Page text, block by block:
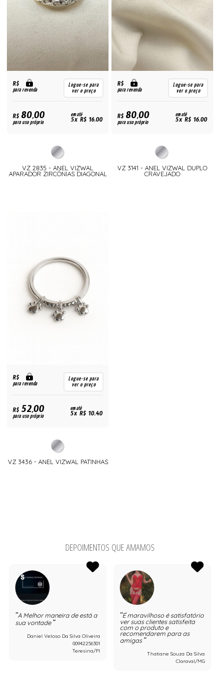
R$
para revenda
Logue-se para
ver o preço
R$80,00
para uso próprio
em até
5x R$ 16,00
VZ 2835 - ANEL VIZWAL
APARADOR ZIRCÔNIAS DIAGONAL
R$
para revenda
Logue-se para
ver o preço
R$80,00
para uso próprio
em até
5x R$ 16,00
VZ 3141 - ANEL VIZWAL DUPLO
CRAVEJADO
R$
para revenda
Logue-se para
ver o preço
R$52,00
para uso próprio
em até
5x R$ 10,40
VZ 3436 - ANEL VIZWAL PATINHAS
DEPOIMENTOS QUE AMAMOS
A Melhor maneira de está a
sua vontade
Daniel Veloso Da Silva Oliveira
00942256301
Teresina/PI
É maravilhoso é satisfatório
ver suas clientes satisfeita
com o produto e
recomendarem para as
amigas
Thatiane Souza Da Silva
Claraval/MG